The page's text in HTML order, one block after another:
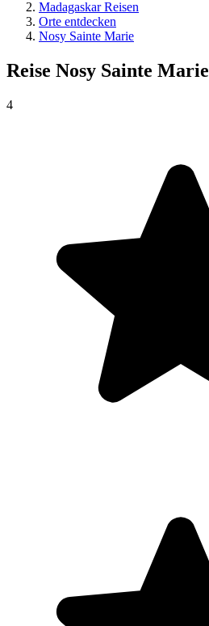
Madagaskar Reisen
Orte entdecken
Nosy Sainte Marie
Reise Nosy Sainte Marie
4